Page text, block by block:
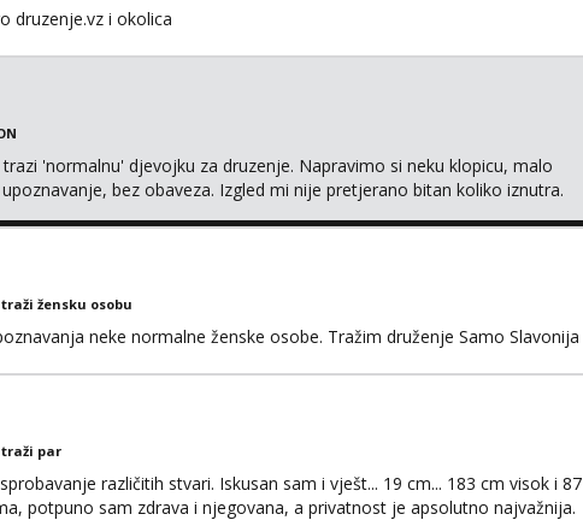
druzenje.vz i okolica
'normalnu' djevojku za druzenje. Napravimo si neku klopicu, malo
bez obaveza. Izgled mi nije pretjerano bitan koliko iznutra.
žensku osobu
neke normalne ženske osobe. Tražim druženje Samo Slavonija
traži par
različitih stvari. Iskusan sam i vješt... 19 cm... 183 cm visok i 87
potpuno sam zdrava i njegovana, a privatnost je apsolutno najvažnija.